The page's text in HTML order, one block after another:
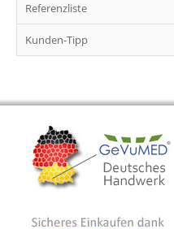
Referenzliste
Kunden-Tipp